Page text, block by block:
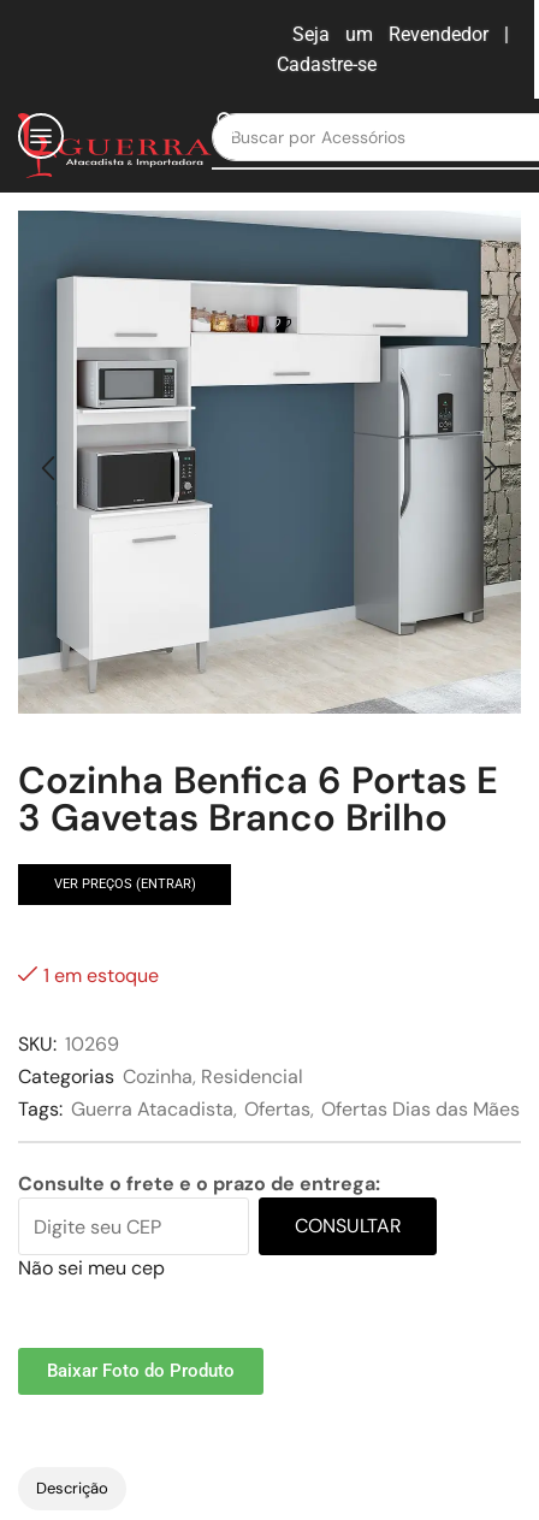
Seja um Revendedor |
Cadastre-se
Buscar por Moveis para escritório
Cozinha Benfica 6 Portas E
3 Gavetas Branco Brilho
VER PREÇOS (ENTRAR)
1 em estoque
SKU: 10269
Categorias Cozinha, Residencial
Tags: Guerra Atacadista, Ofertas, Ofertas Dias das Mães
Consulte o frete e o prazo de entrega:
CONSULTAR
Não sei meu cep
Baixar Foto do Produto
Descrição